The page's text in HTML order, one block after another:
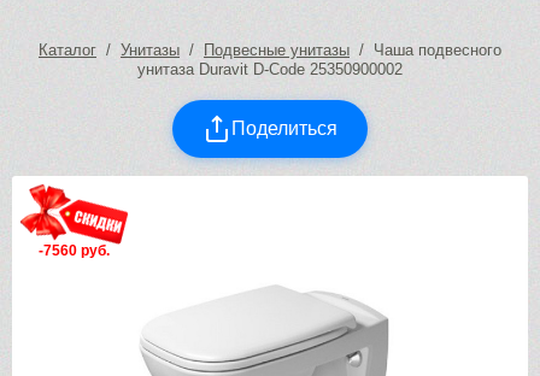
Каталог / Унитазы / Подвесные унитазы / Чаша подвесного
унитаза Duravit D-Code 25350900002
Поделиться
-7560 руб.